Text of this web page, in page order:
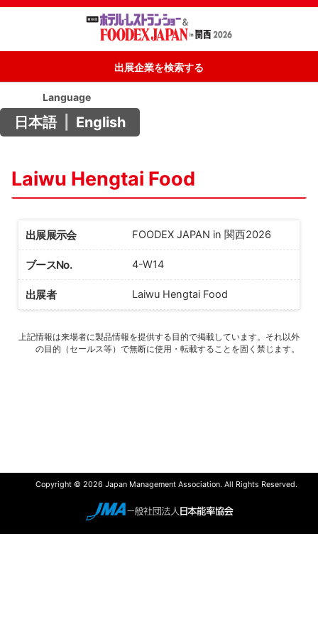
出展企業を検索する
Language
日本語 English
Laiwu Hengtai Food
出展展示会 FOODEX JAPAN in 関西2026
ブースNo. 4-W14
出展者 Laiwu Hengtai Food
上記情報は来場者に製品情報を提供する目的で掲載しています。それ以外
の目的（セールス等）で無断に使用・転載することを固く禁じます。
Copyright © 2026 Japan Management Association. All Rights Reserved.